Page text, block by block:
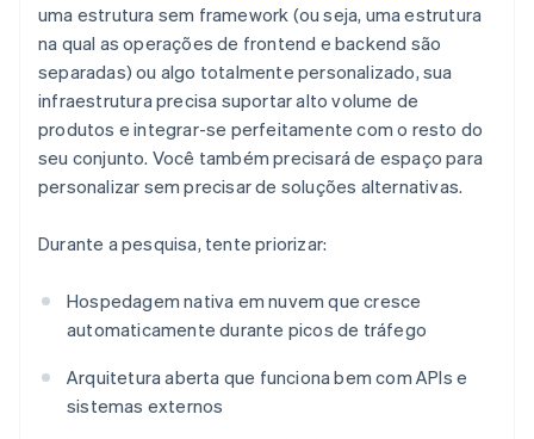
uma estrutura sem framework (ou seja, uma estrutura
na qual as operações de frontend e backend são
separadas) ou algo totalmente personalizado, sua
infraestrutura precisa suportar alto volume de
produtos e integrar-se perfeitamente com o resto do
seu conjunto. Você também precisará de espaço para
personalizar sem precisar de soluções alternativas.
Durante a pesquisa, tente priorizar:
Hospedagem nativa em nuvem que cresce
automaticamente durante picos de tráfego
Arquitetura aberta que funciona bem com APIs e
sistemas externos